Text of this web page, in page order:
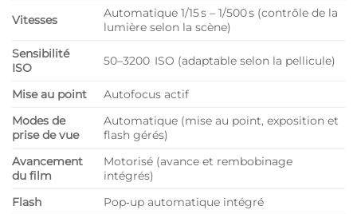
Vitesses
Automatique 1/15 s – 1/500 s (contrôle de la
lumière selon la scène)
Sensibilité
ISO
50–3200 ISO (adaptable selon la pellicule)
Mise au point
Autofocus actif
Modes de
prise de vue
Automatique (mise au point, exposition et
flash gérés)
Avancement
du film
Motorisé (avance et rembobinage
intégrés)
Flash
Pop‑up automatique intégré